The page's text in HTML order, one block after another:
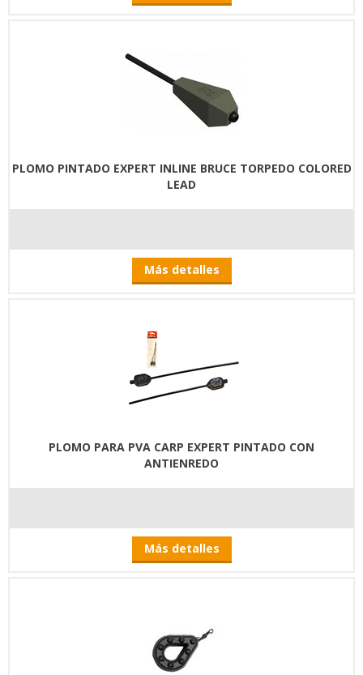
PLOMO PINTADO EXPERT INLINE BRUCE TORPEDO COLORED
LEAD
Más detalles
PLOMO PARA PVA CARP EXPERT PINTADO CON
ANTIENREDO
Más detalles